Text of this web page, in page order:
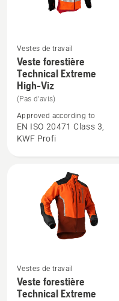
Voir
plus
de
détails
sur
Veste
forestière
Vestes de travail
Veste forestière
Technical Extreme
High-Viz
(Pas d'avis)
Approved according to
EN ISO 20471 Class 3,
KWF Profi
Voir
plus
de
Vestes de travail
Veste forestière
Technical Extreme